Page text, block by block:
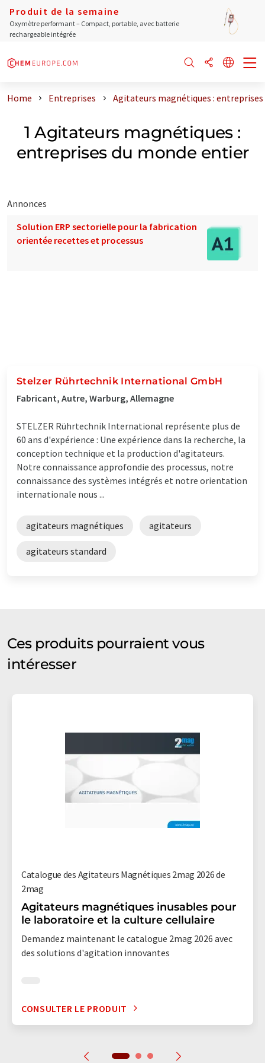
Produit de la semaine
Oxymètre performant – Compact, portable, avec batterie
rechargeable intégrée
Home Entreprises Agitateurs magnétiques :
1 Agitateurs magnétiques :
entreprises du monde entier
Annonces
Solution ERP sectorielle pour la fabrication
orientée recettes et processus
Stelzer Rührtechnik International GmbH
Fabricant, Autre, Warburg, Allemagne
STELZER Rührtechnik International représente plus de
60 ans d'expérience : Une expérience dans la recherche, la
conception technique et la production d'agitateurs.
Notre connaissance approfondie des processus, notre
connaissance des systèmes intégrés et notre orientation
internationale nous ...
agitateurs magnétiques agitateurs
agitateurs standard
Ces produits pourraient vous
intéresser
Catalogue des Agitateurs Magnétiques 2mag 2026 de
2mag
Agitateurs magnétiques inusables pour
le laboratoire et la culture cellulaire
Demandez maintenant le catalogue 2mag 2026 avec
des solutions d'agitation innovantes
CONSULTER LE PRODUIT